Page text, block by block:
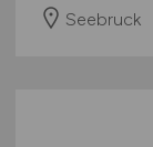
Seebruck